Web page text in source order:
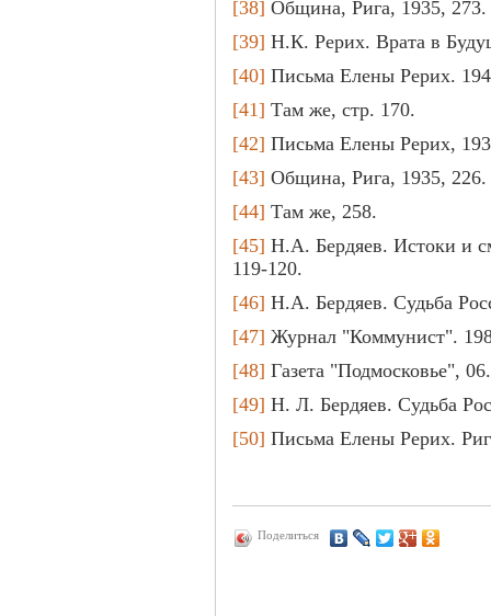
[38] Община, Рига, 1935, 273.
[39] Н.К. Рерих. Врата в
[40] Письма Елены Рерих.
[41] Там же, стр. 170.
[42] Письма Елены Рерих,
[43] Община, Рига, 1935, 226.
[44] Там же, 258.
[45] Н.А. Бердяев. Истоки и
119-120.
[46] Н.А. Бердяев. Судьба
[47] Журнал "Коммунист".
[48] Газета "Подмосковье",
[49] Н. Л. Бердяев. Судьба
[50] Письма Елены Рерих.
Поделиться